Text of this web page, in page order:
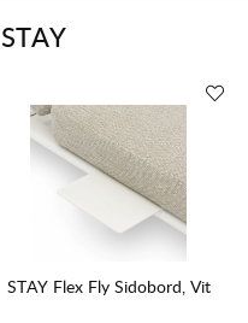
STAY
STAY Flex Fly Sidobord, Vit